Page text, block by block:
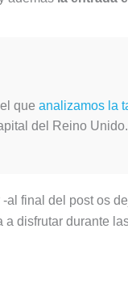
que analizamos la
del Reino Unido.
final del post os
disfrutar durante